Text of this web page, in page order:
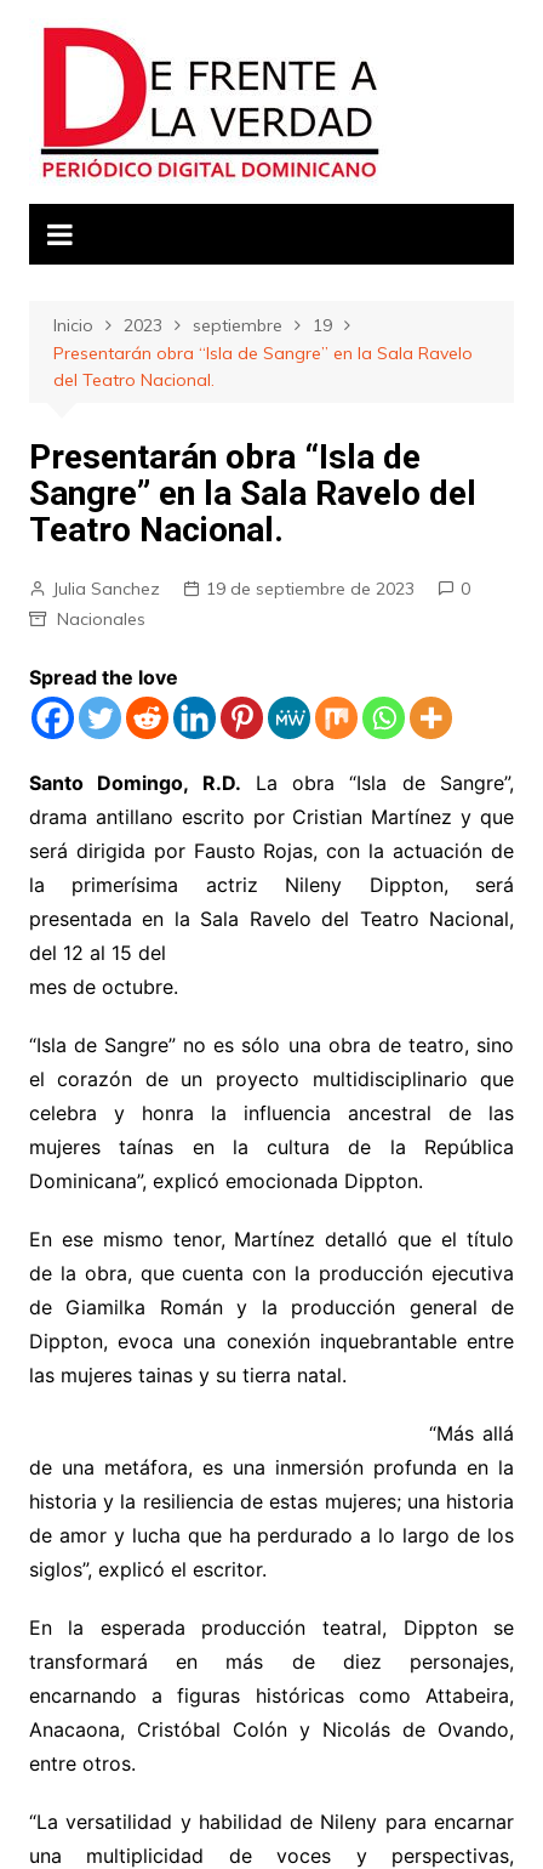
Inicio 2023 septiembre
19
Presentarán obra “Isla de Sangre” en la Sala Ravelo
del Teatro Nacional.
Presentarán obra “Isla de
Sangre” en la Sala Ravelo del
Teatro Nacional.
Julia Sanchez 19 de septiembre de 2023
0
Nacionales
Spread the love
Santo Domingo, R.D. La obra “Isla de Sangre”,
drama antillano escrito por Cristian Martínez y que
será dirigida por Fausto Rojas, con la actuación de
la primerísima actriz Nileny Dippton, será
presentada en la Sala Ravelo del Teatro Nacional,
del 12 al 15 del
mes de octubre.
“Isla de Sangre” no es sólo una obra de teatro, sino
el corazón de un proyecto multidisciplinario que
celebra y honra la influencia ancestral de las
mujeres taínas en la cultura de la República
Dominicana”, explicó emocionada Dippton.
En ese mismo tenor, Martínez detalló que el título
de la obra, que cuenta con la producción ejecutiva
de Giamilka Román y la producción general de
Dippton, evoca una conexión inquebrantable entre
las mujeres tainas y su tierra natal.
“Más allá
de una metáfora, es una inmersión profunda en la
historia y la resiliencia de estas mujeres; una historia
de amor y lucha que ha perdurado a lo largo de los
siglos”, explicó el escritor.
En la esperada producción teatral, Dippton se
transformará en más de diez personajes,
encarnando a figuras históricas como Attabeira,
Anacaona, Cristóbal Colón y Nicolás de Ovando,
entre otros.
“La versatilidad y habilidad de Nileny para encarnar
una multiplicidad de voces y perspectivas,